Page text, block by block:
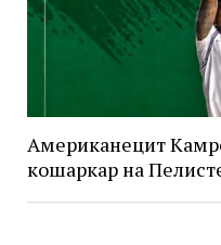
Американецит
кошаркар на